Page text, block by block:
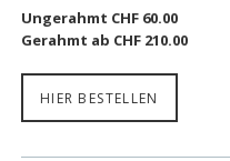
Ungerahmt CHF 60.00
Gerahmt ab CHF 210.00
HIER BESTELLEN